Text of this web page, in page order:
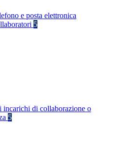
e posta elettronica
5
incarichi di collaborazione o
5